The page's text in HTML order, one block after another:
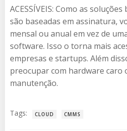
ACESSÍVEIS: Como as
são baseadas em assinatura,
mensal ou anual em vez de
software. Isso o torna mais
empresas e startups. Além
preocupar com hardware caro
manutenção.
Tags: CLOUD CMMS